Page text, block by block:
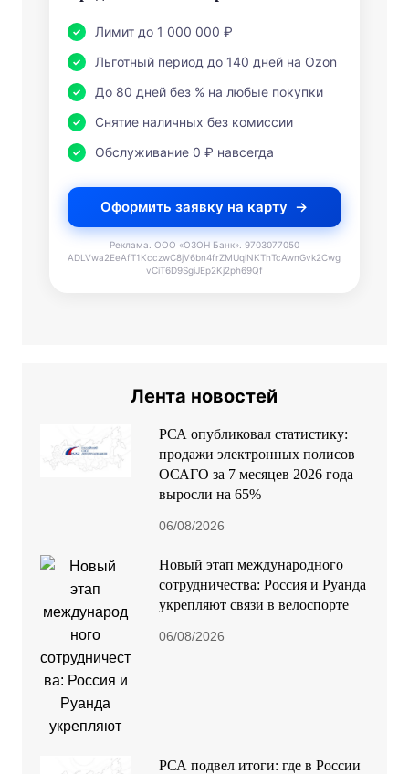
Лимит до 1 000 000 ₽
Льготный период до 140 дней на Ozon
До 80 дней без % на любые покупки
Снятие наличных без комиссии
Обслуживание 0 ₽ навсегда
Оформить заявку на карту
Реклама. ООО «ОЗОН Банк». 9703077050
ADLVwa2EeAfT1KcczwC8jV6bn4frZMUqiNKThTcAwnGvk2Cwg
vCiT6D9SgiJEp2Kj2ph69Qf
Лента новостей
РСА опубликовал статистику:
продажи электронных полисов
ОСАГО за 7 месяцев 2026 года
выросли на 65%
06/08/2026
Новый этап международного
сотрудничества: Россия и Руанда
укрепляют связи в велоспорте
06/08/2026
РСА подвел итоги: где в России